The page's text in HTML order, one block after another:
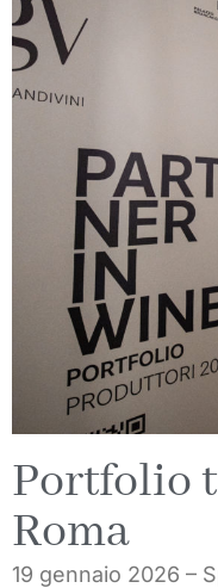
Portfolio
Roma
19 gennaio 2026 –